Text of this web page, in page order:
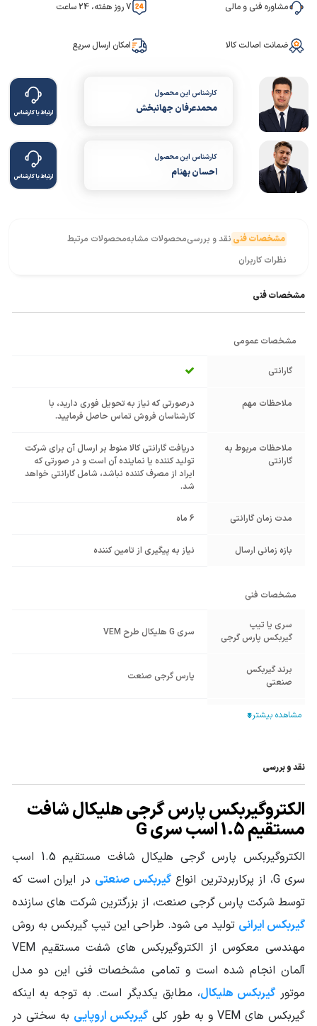
مشاوره فنی و مالی 7 روز هفته، 24 ساعت
ضمانت اصالت کالا امکان ارسال سریع
کارشناس این محصول
محمدعرفان جهانبخش ارتباط با کارشناس
کارشناس این محصول
احسان بهنام ارتباط با کارشناس
مشخصات فنی نقد و بررسیمحصولات مشابهمحصولات مرتبط
نظرات کاربران
مشخصات فنی
مشخصات عمومی
گارانتی
ملاحظات مهم
درصورتی که نیاز به تحویل فوری دارید، با
کارشناسان فروش تماس حاصل فرمایید.
ملاحظات مربوط به
گارانتی
دریافت گارانتی کالا منوط بر ارسال آن برای شرکت
تولید کننده یا نماینده آن است و در صورتی که
ایراد از مصرف کننده نباشد، شامل گارانتی خواهد
شد.
مدت زمان گارانتی 6 ماه
بازه زمانی ارسال نیاز به پیگیری از تامین کننده
مشخصات فنی
سری یا تیپ
گیربکس پارس گرجی
سری G هلیکال طرح VEM
برند گیربکس
صنعتی
پارس گرجی صنعت
سری گیربکس - تیپ
نوع گیربکس
صنعتی
گیربکس هلیکال
توان ورودی
گیربکس
1.5HP - 1.1KW
گشتاور خروجی
گیربکس (N.m)
65.2 تا 488 نیوتن متر
جنس پوسته چدن Cast Iron
سرویس فاکتور
Service Factor
نقد و بررسی
الکتروگیربکس پارس گرجی هلیکال شافت
مستقیم 1.5 اسب سری G
الکتروگیربکس پارس گرجی هلیکال شافت مستقیم 1.5 اسب
سری G، از پرکاربردترین انواع
گیربکس صنعتی در ایران است که
توسط شرکت پارس گرجی صنعت، از بزرگترین شرکت های سازنده
گیربکس ایرانی تولید می شود. طراحی این تیپ گیربکس به روش
مهندسی معکوس از الکتروگیربکس های شفت مستقیم VEM
آلمان انجام شده است و تمامی مشخصات فنی این دو مدل
موتورگیربکس هلیکال، مطابق یکدیگر است. به توجه به اینکه
گیربکس های VEM و به طور کلی
گیربکس اروپایی به سختی در